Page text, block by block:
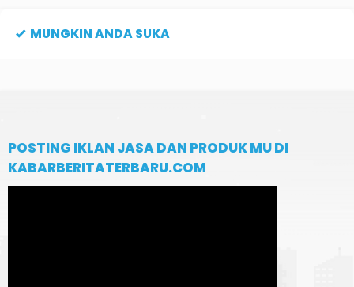
MUNGKIN ANDA SUKA
POSTING IKLAN JASA DAN PRODUK MU DI
KABARBERITATERBARU.COM